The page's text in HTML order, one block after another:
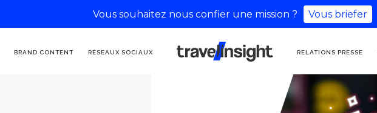
BRAND CONTENT RÉSEAUX SOCIAUX
AGENCE DE
COMMUNICATION
RELATIONS PRESSE
Vous souhaitez nous confier une mission ? Vous briefer